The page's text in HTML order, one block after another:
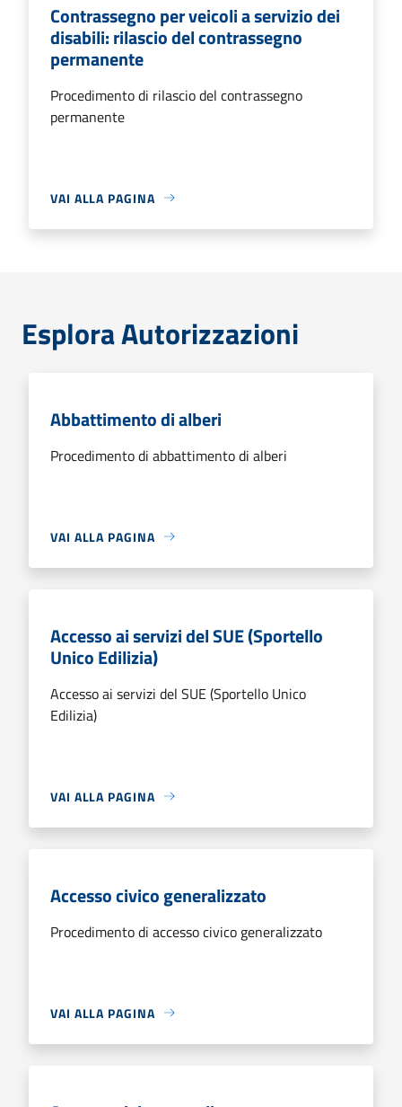
Contrassegno per veicoli a servizio dei
disabili: rilascio del contrassegno
permanente
Procedimento di rilascio del contrassegno
permanente
VAI ALLA PAGINA
Esplora Autorizzazioni
Abbattimento di alberi
Procedimento di abbattimento di alberi
VAI ALLA PAGINA
Accesso ai servizi del SUE (Sportello
Unico Edilizia)
Accesso ai servizi del SUE (Sportello Unico
Edilizia)
VAI ALLA PAGINA
Accesso civico generalizzato
Procedimento di accesso civico generalizzato
VAI ALLA PAGINA